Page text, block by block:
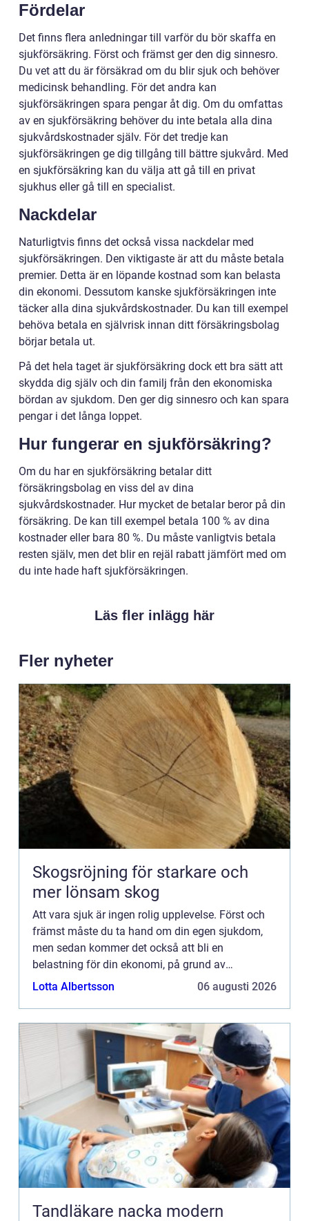
Fördelar
Det finns flera anledningar till varför du bör skaffa en
sjukförsäkring. Först och främst ger den dig sinnesro.
Du vet att du är försäkrad om du blir sjuk och behöver
medicinsk behandling. För det andra kan
sjukförsäkringen spara pengar åt dig. Om du omfattas
av en sjukförsäkring behöver du inte betala alla dina
sjukvårdskostnader själv. För det tredje kan
sjukförsäkringen ge dig tillgång till bättre sjukvård. Med
en sjukförsäkring kan du välja att gå till en privat
sjukhus eller gå till en specialist.
Nackdelar
Naturligtvis finns det också vissa nackdelar med
sjukförsäkringen. Den viktigaste är att du måste betala
premier. Detta är en löpande kostnad som kan belasta
din ekonomi. Dessutom kanske sjukförsäkringen inte
täcker alla dina sjukvårdskostnader. Du kan till exempel
behöva betala en självrisk innan ditt försäkringsbolag
börjar betala ut.
På det hela taget är sjukförsäkring dock ett bra sätt att
skydda dig själv och din familj från den ekonomiska
bördan av sjukdom. Den ger dig sinnesro och kan spara
pengar i det långa loppet.
Hur fungerar en sjukförsäkring?
Om du har en sjukförsäkring betalar ditt
försäkringsbolag en viss del av dina
sjukvårdskostnader. Hur mycket de betalar beror på din
försäkring. De kan till exempel betala 100 % av dina
kostnader eller bara 80 %. Du måste vanligtvis betala
resten själv, men det blir en rejäl rabatt jämfört med om
du inte hade haft sjukförsäkringen.
Läs fler inlägg här
Fler nyheter
Skogsröjning för starkare och
mer lönsam skog
Att vara sjuk är ingen rolig upplevelse. Först och
främst måste du ta hand om din egen sjukdom,
men sedan kommer det också att bli en
belastning för din ekonomi, på grund av
sjukhuskostnader och utebliven inkomst. Det
Lotta Albertsson 06 augusti 2026
Tandläkare nacka modern